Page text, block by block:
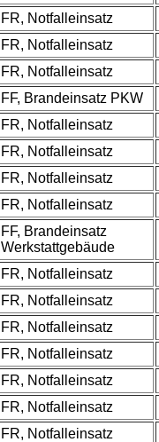
FR, Notfalleinsatz
FR, Notfalleinsatz
FR, Notfalleinsatz
FF, Brandeinsatz PKW
FR, Notfalleinsatz
FR, Notfalleinsatz
FR, Notfalleinsatz
FR, Notfalleinsatz
FF, Brandeinsatz
Werkstattgebäude
FR, Notfalleinsatz
FR, Notfalleinsatz
FR, Notfalleinsatz
FR, Notfalleinsatz
FR, Notfalleinsatz
FR, Notfalleinsatz
FR, Notfalleinsatz